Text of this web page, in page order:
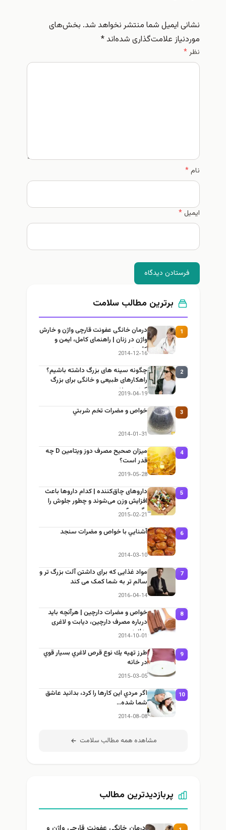
نشانی ایمیل شما منتشر نخواهد شد. بخش‌های
موردنیاز علامت‌گذاری شده‌اند*
نظر*
نام*
ایمیل*
فرستادن دیدگاه
برترین مطالب سلامت
1
درمان خانگی عفونت قارچی واژن و خارش
واژن در زنان | راهنمای کامل، ایمن و
کاربردی
2014-12-16
2
چگونه سینه های بزرگ داشته باشیم؟
راهکارهای طبیعی و خانگی برای بزرگ
کردن سینه
2019-04-19
3 خواص و مضرات تخم شربتي
2014-01-31
4
میزان صحیح مصرف دوز ویتامین D چه
قدر است؟
2019-05-28
5
داروهای چاق‌کننده | کدام داروها باعث
افزایش وزن می‌شوند و چطور جلوش را
بگیریم؟
2015-02-21
6 آشنايي با خواص و مضرات سنجد
2014-03-10
7
مواد غذایی که برای داشتن آلت بزرگ تر و
سالم تر به شما کمک می کند
2016-04-14
8
خواص و مضرات دارچین | هرآنچه باید
درباره مصرف دارچین، دیابت و لاغری
بدانید
2014-10-01
9
طرز تهيه يك نوع قرص لاغري بسيار قوي
در خانه
2015-03-05
10
اگر مردي اين كارها را كرد، بدانيد عاشق
شما شده…
2014-08-08
مشاهده همه مطالب سلامت
پربازدیدترین مطالب